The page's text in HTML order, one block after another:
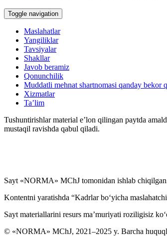
Sud amaliyoti va mehnat nizolari
Qalbaki mehnat daftarchalari, shuningdek
Ish haqi, kompensatsiya va boshqa toʻlovlar
Boshqa ishga oʻtish, oʻrindoshlik
Mehnat sharoitlarining oʻzgarishi
Imtiyozlar
Xodimlarning ijtimoiy ta’minoti
Toggle navigation
Maslahatlar
Yangiliklar
Tavsiyalar
Shakllar
Javob beramiz
Qonunchilik
Muddatli mehnat shartnomasi qanday bekor
Xizmatlar
Ta’lim
Tushuntirishlar material e’lon qilingan paytda
mustaqil ravishda qabul qiladi.
Sayt «NORMA» MChJ tomonidan ishlab
Kontentni yaratishda “Kadrlar boʻyicha
Sayt materiallarini resurs ma’muriyati roziligisiz
© «NORMA» MChJ, 2021–2025 y. Barcha